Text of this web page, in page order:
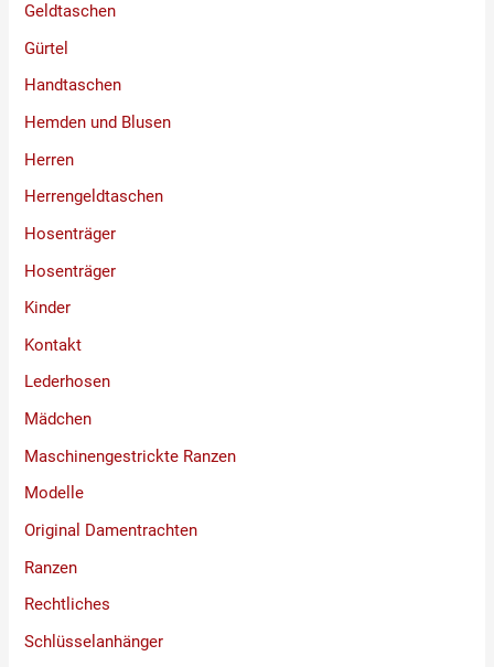
Geldtaschen
Gürtel
Handtaschen
Hemden und Blusen
Herren
Herrengeldtaschen
Hosenträger
Hosenträger
Kinder
Kontakt
Lederhosen
Mädchen
Maschinengestrickte Ranzen
Modelle
Original Damentrachten
Ranzen
Rechtliches
Schlüsselanhänger